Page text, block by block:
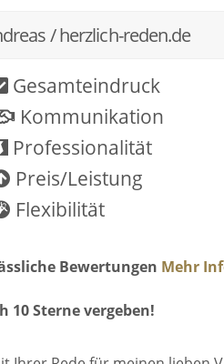
/ herzlich-reden.de
Gesamteindruck
Kommunikation
Professionalität
Preis/Leistung
Flexibilität
Bewertungen Mehr
10 Sterne vergeben!